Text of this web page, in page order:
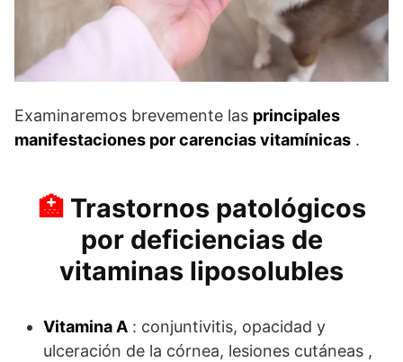
Examinaremos brevemente las principales
manifestaciones por carencias vitamínicas .
Trastornos patológicos
por deficiencias de
vitaminas liposolubles
Vitamina A : conjuntivitis, opacidad y
ulceración de la córnea, lesiones cutáneas ,